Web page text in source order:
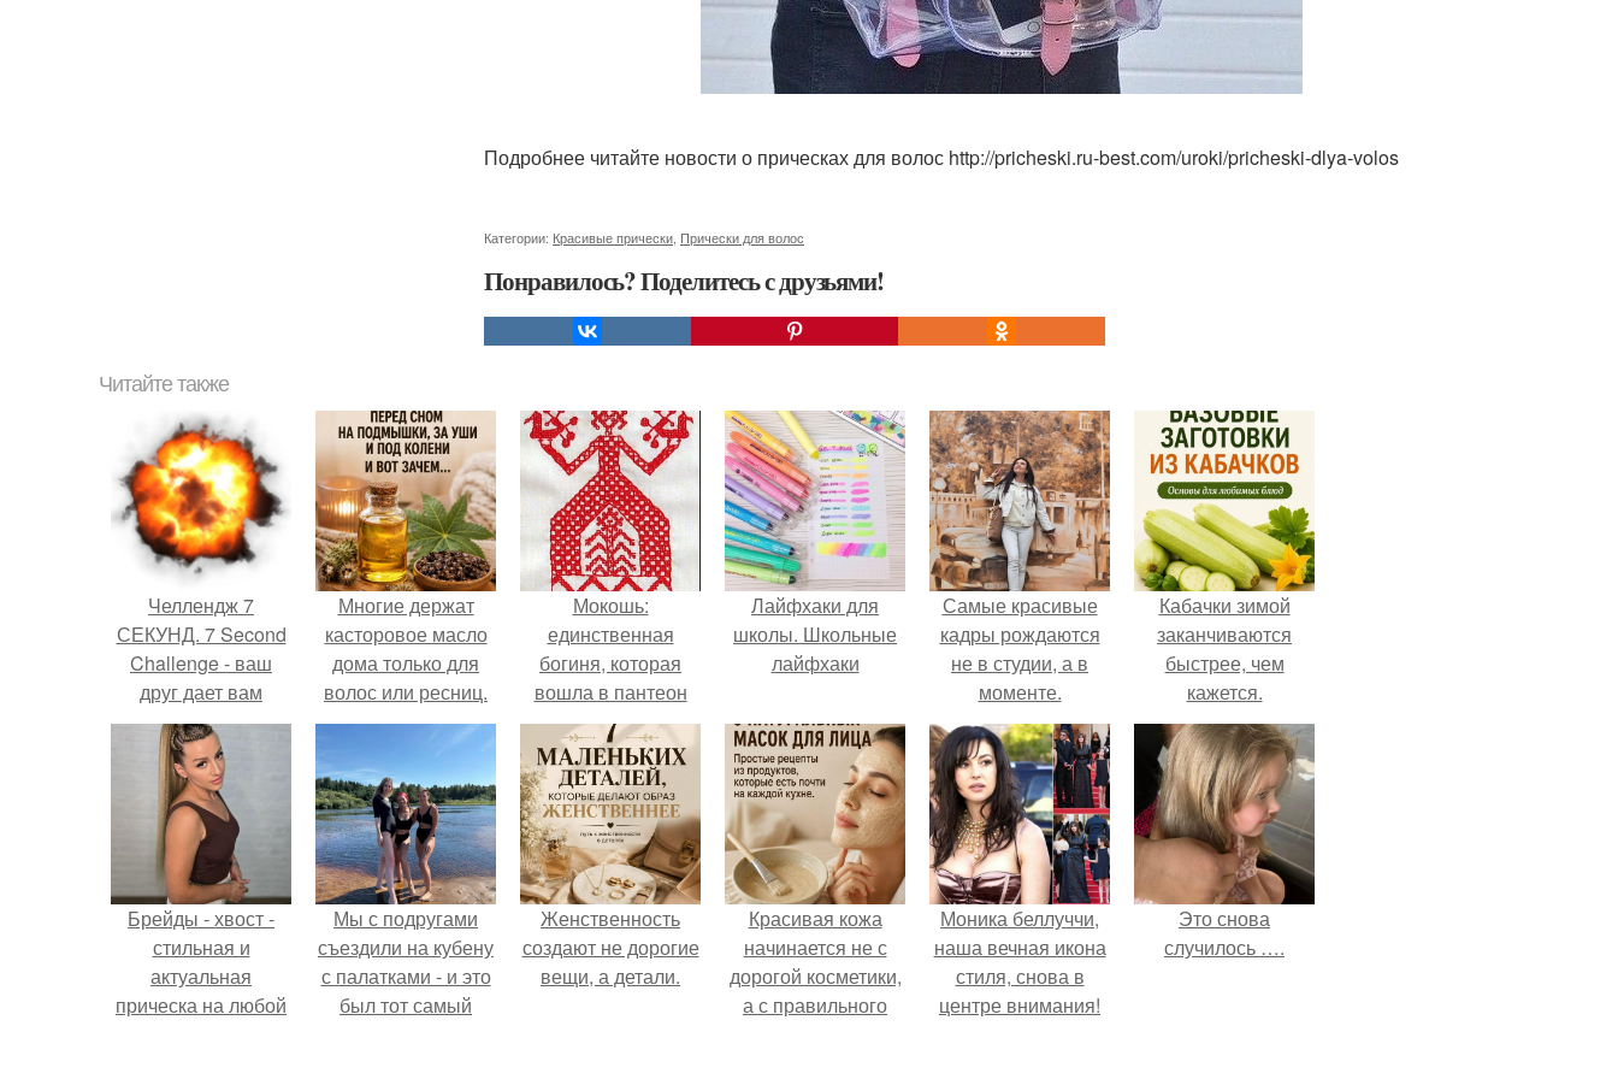
Подробнее читайте новости о прическах для волос http://pricheski.ru-best.com/uroki/pricheski-dlya-volos
Категории: Красивые прически Прически для волос
Понравилось? Поделитесь с друзьями!
Читайте также
Челлендж 7
СЕКУНД. 7 Second
Challenge - ваш
друг дает вам
задание, вы
должны выполнить
его всего за 7
секунд.
Многие держат
касторовое масло
дома только для
волос или ресниц.
Мокошь:
единственная
богиня, которая
вошла в пантеон
князя Владимира.
Лайфхаки для
школы. Школьные
лайфхаки
Самые красивые
кадры рождаются
не в студии, а в
моменте.
Кабачки зимой
заканчиваются
быстрее, чем
кажется.
Брейды - хвост -
стильная и
актуальная
прическа на любой
Мы с подругами
съездили на кубену
с палатками - и это
был тот самый
Женственность
создают не дорогие
вещи, а детали.
Красивая кожа
начинается не с
дорогой косметики,
а с правильного
Моника беллуччи,
наша вечная икона
стиля, снова в
центре внимания!
Это снова
случилось ….